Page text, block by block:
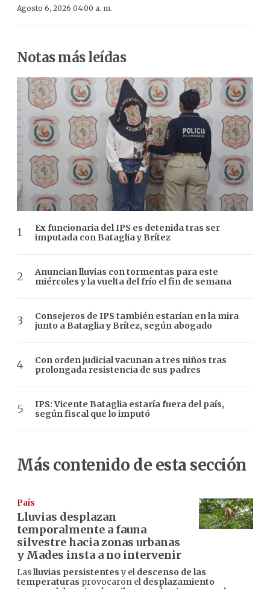
Agosto 6, 2026 04:00 a. m.
Notas más leídas
Ex funcionaria del IPS es detenida tras ser
imputada con Bataglia y Brítez
Anuncian lluvias con tormentas para este
miércoles y la vuelta del frío el fin de semana
Consejeros de IPS también estarían en la mira
junto a Bataglia y Brítez, según abogado
Con orden judicial vacunan a tres niños tras
prolongada resistencia de sus padres
IPS: Vicente Bataglia estaría fuera del país,
según fiscal que lo imputó
Más contenido de esta sección
País
Lluvias desplazan
temporalmente a fauna
silvestre hacia zonas urbanas
y Mades insta a no intervenir
Laslluvias persistentes y el descenso de las
temperaturas provocaron el desplazamiento